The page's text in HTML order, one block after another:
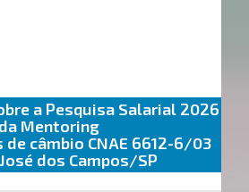
a Pesquisa Salarial 2026
da Mentoring
de câmbio CNAE 6612-6/03
dos Campos/SP